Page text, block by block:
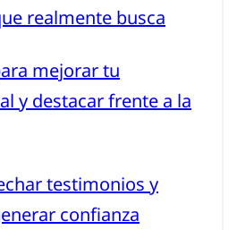
realmente busca
mejorar tu
y destacar frente a la
testimonios y
confianza